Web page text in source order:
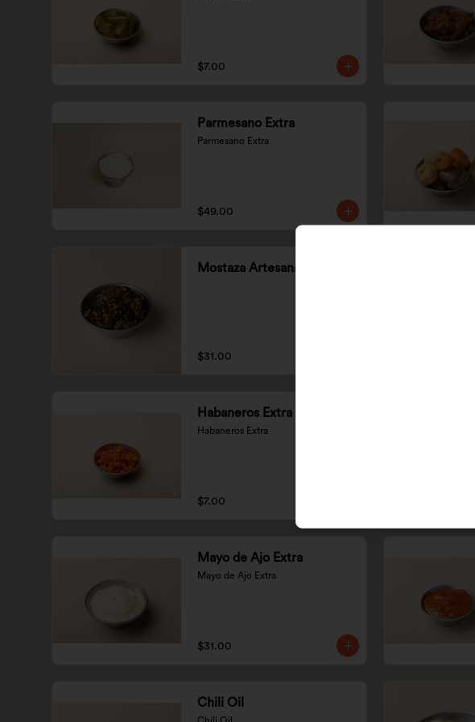
$7.00
Parmesano Extra
Parmesano Extra
$49.00
Mostaza Artesanal
$31.00
Habaneros Extra
Habaneros Extra
$7.00
Mayo de Ajo Extra
Mayo de Ajo Extra
$31.00
Chili Oil